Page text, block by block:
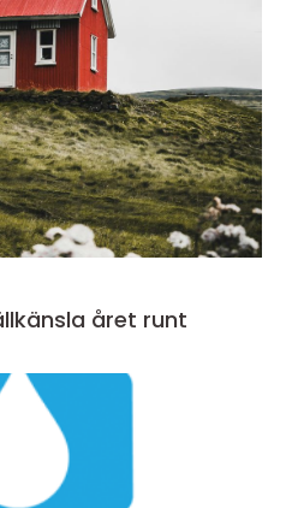
grövelsjön fjällkänsla året runt